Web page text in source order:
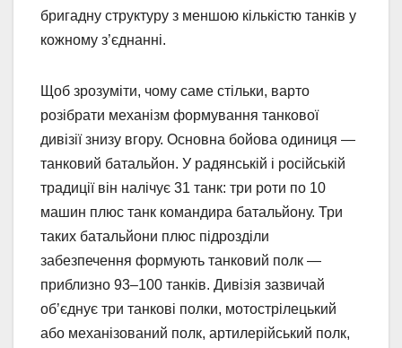
бригадну структуру з меншою кількістю танків у
кожному з’єднанні.
Щоб зрозуміти, чому саме стільки, варто
розібрати механізм формування танкової
дивізії знизу вгору. Основна бойова одиниця —
танковий батальйон. У радянській і російській
традиції він налічує 31 танк: три роти по 10
машин плюс танк командира батальйону. Три
таких батальйони плюс підрозділи
забезпечення формують танковий полк —
приблизно 93–100 танків. Дивізія зазвичай
об’єднує три танкові полки, мотострілецький
або механізований полк, артилерійський полк,